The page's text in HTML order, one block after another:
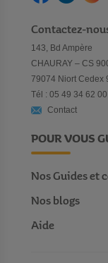
Contactez-
143, Bd Ampère
CHAURAY – CS
79074 Niort Cedex
Tél : 05 49 34 62 00
Contact
POUR VOUS
Nos Guides et
Nos blogs
Aide